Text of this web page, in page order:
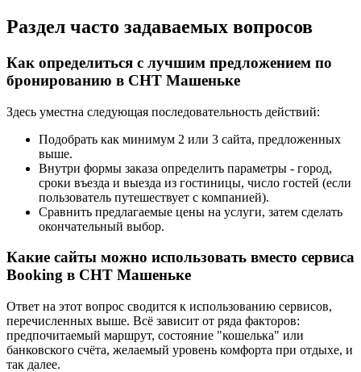
Раздел часто задаваемых вопросов
Как определиться с лучшим предложением по
бронированию в СНТ Машеньке
Здесь уместна следующая последовательность действий:
Подобрать как минимум 2 или 3 сайта, предложенных
выше.
Внутри формы заказа определить параметры - город,
сроки въезда и выезда из гостиницы, число гостей (если
пользователь путешествует с компанией).
Сравнить предлагаемые цены на услуги, затем сделать
окончательный выбор.
Какие сайты можно использовать вместо сервиса
Booking в СНТ Машеньке
Ответ на этот вопрос сводится к использованию сервисов,
перечисленных выше. Всё зависит от ряда факторов:
предпочитаемый маршрут, состояние "кошелька" или
банковского счёта, желаемый уровень комфорта при отдыхе, и
так далее.